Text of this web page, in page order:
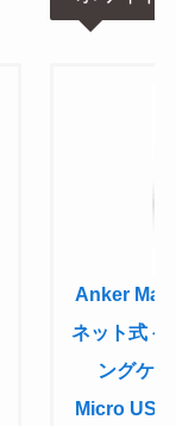
Anker
ネット式
ングケ
Micro USB